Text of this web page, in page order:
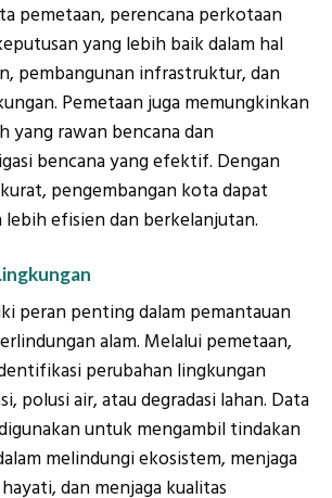
pemetaan, perencana perkotaan
yang lebih baik dalam hal
pembangunan infrastruktur, dan
Pemetaan juga memungkinkan
yang rawan bencana dan
bencana yang efektif. Dengan
pengembangan kota dapat
lebih efisien dan berkelanjutan.
peran penting dalam pemantauan
alam. Melalui pemetaan,
perubahan lingkungan
polusi air, atau degradasi lahan. Data
untuk mengambil tindakan
melindungi ekosistem, menjaga
dan menjaga kualitas